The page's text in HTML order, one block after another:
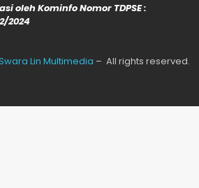
oleh Kominfo Nomor TDPSE :
2024
Lin Multimedia – All rights reserved.